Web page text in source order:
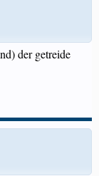
der getreide